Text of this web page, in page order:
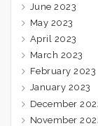
June 2023
May 2023
April 2023
March 2023
February 2023
January 2023
December
November